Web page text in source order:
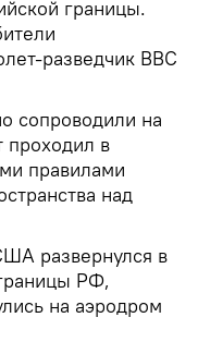
границы.
разведчик ВВС
сопроводили на
проходил в
правилами
над
развернулся в
РФ,
на аэродром